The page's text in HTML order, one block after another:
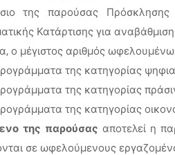
της παρούσας Πρόσκλησης
Κατάρτισης για
ο μέγιστος αριθμός
της κατηγορίας
της κατηγορίας
της κατηγορίας
της παρούσας αποτελεί η
σε ωφελούμενους